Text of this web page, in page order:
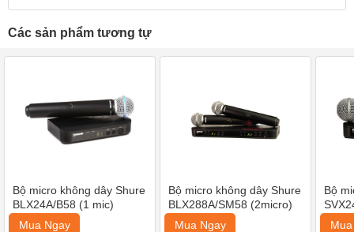
Các sản phẩm tương tự
Bộ micro không dây Shure
BLX24A/B58 (1 mic)
Mua Ngay
Bộ micro không dây Shure
BLX288A/SM58 (2micro)
Mua Ngay
Bộ